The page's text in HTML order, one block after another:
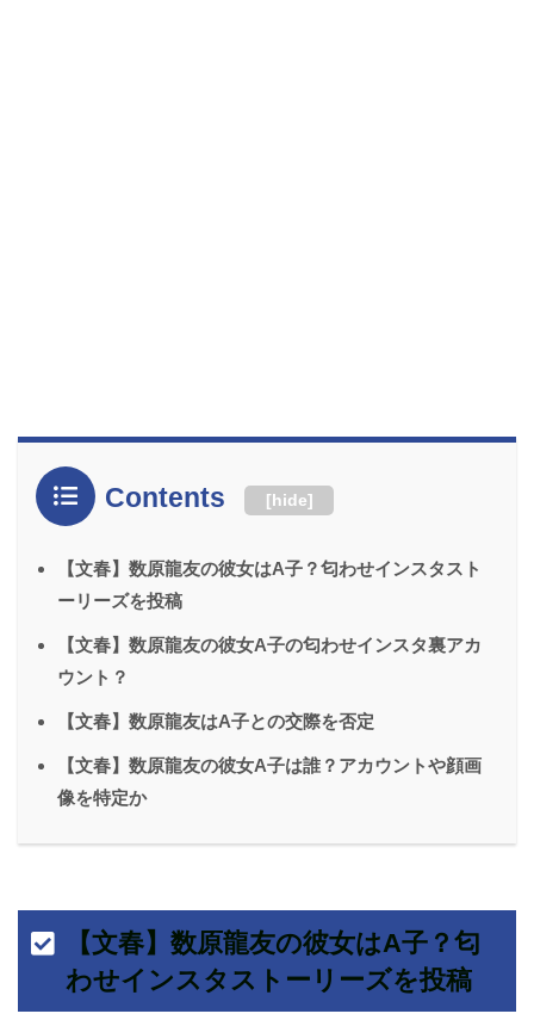
Contents [hide]
【文春】数原龍友の彼女はA子？匂わせインスタスト
ーリーズを投稿
【文春】数原龍友の彼女A子の匂わせインスタ裏アカ
ウント？
【文春】数原龍友はA子との交際を否定
【文春】数原龍友の彼女A子は誰？アカウントや顔画
像を特定か
【文春】数原龍友の彼女はA子？匂
わせインスタストーリーズを投稿